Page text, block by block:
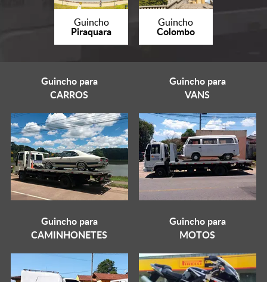
Guincho
Piraquara
Guincho
Colombo
Guincho para
CARROS
Guincho para
VANS
Guincho para
CAMINHONETES
Guincho para
MOTOS